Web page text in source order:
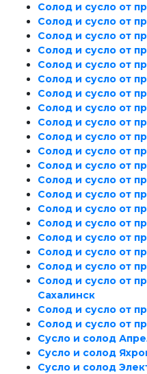
Солод и сусло от
Солод и сусло от
Солод и сусло от
Солод и сусло от
Солод и сусло от
Солод и сусло от
Солод и сусло от
Солод и сусло от
Солод и сусло от
Солод и сусло от
Солод и сусло от
Солод и сусло от
Солод и сусло от
Солод и сусло от
Солод и сусло от
Солод и сусло от
Солод и сусло от
Солод и сусло от
Солод и сусло от
Солод и сусло от
Сахалинск
Солод и сусло от
Солод и сусло от
Сусло и солод
Сусло и солод
Сусло и солод